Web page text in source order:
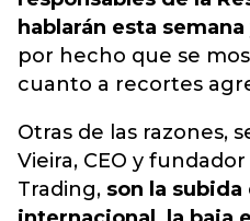
hablarán esta semana
por hecho que se
cuanto a recortes
Otras de las razones,
Vieira, CEO y fundador
Trading, son la subida